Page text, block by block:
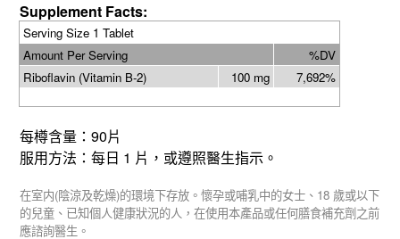
Supplement Facts:
Serving Size 1 Tablet
Amount Per Serving
%DV
Riboflavin (Vitamin B-2)
100 mg 7,692%
每樽含量： 90片
服用方法：每日 1 片，或遵照醫生指示。
在室内(陰涼及乾燥)的環境下存放。懷孕或哺乳中的女士、 18 歲或以下
的兒童、已知個人健康狀況的人，在使用本產品或任何膳食補充劑之前
應諮詢醫生。